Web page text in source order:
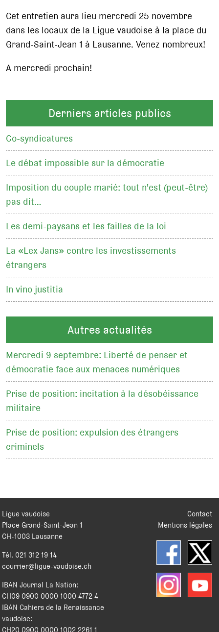
Cet entretien aura lieu mercredi 25 novembre
dans les locaux de la Ligue vaudoise à la place du
Grand-Saint-Jean 1 à Lausanne. Venez nombreux!
A mercredi prochain!
Derniers articles publics
Co-syndicatures
Le débat impossible sur la démocratie
Imposition du couple marié: tout n'est (peut-être)
pas dit…
Les demi-paysans et les failles de la loi
La «Lex Jans» contre les investissements
étrangers
In vino justitia
Autres actualités
Mercredi 9 septembre: Liberté de penser et
démocratie face aux menaces numériques
Prise de position: incitation à la désobéissance
militaire
Prise de position: expulsion des étrangers
criminels
Contact
Mentions légales
Ligue vaudoise
Place Grand-Saint-Jean 1
CH-1003 Lausanne
Tél. 021 312 19 14
courrier@ligue-vaudoise.ch
IBAN Journal La Nation:
CH09 0900 0000 1000 4772 4
IBAN Cahiers de la Renaissance
vaudoise: